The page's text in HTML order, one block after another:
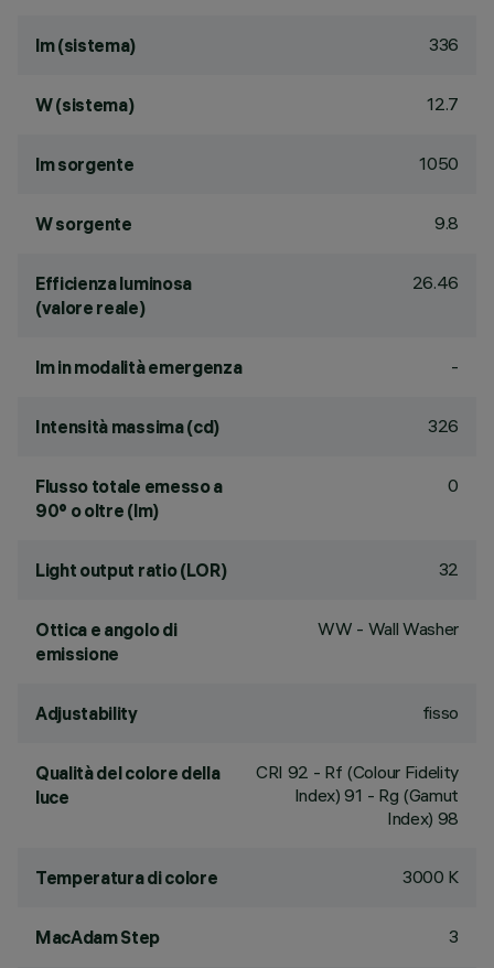
lm (sistema) 336
W (sistema) 12.7
lm sorgente 1050
W sorgente 9.8
Efficienza luminosa
(valore reale)
26.46
lm in modalità emergenza -
Intensità massima (cd) 326
Flusso totale emesso a
90° o oltre (lm)
0
Light output ratio (LOR) 32
Ottica e angolo di
emissione
WW - Wall Washer
Adjustability fisso
Qualità del colore della
luce
CRI 92 - Rf (Colour Fidelity
Index) 91 - Rg (Gamut
Index) 98
Temperatura di colore 3000 K
MacAdam Step 3